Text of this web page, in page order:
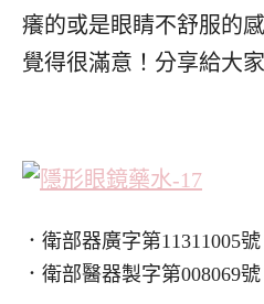
癢的或是眼睛不舒服的
覺得很滿意！分享給大
．衛部器廣字第11311005號
．衛部醫器製字第008069號